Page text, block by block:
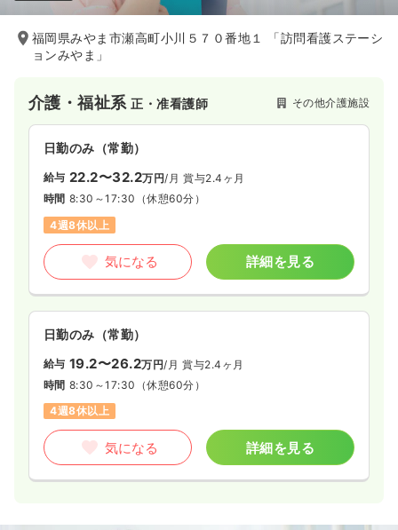
福岡県みやま市瀬高町小川５７０番地１ 「訪問看護ステーシ
ョンみやま」
介護・福祉系正・准看護師 その他介護施設
日勤のみ（常勤）
給与 22.2〜32.2万円/月 賞与2.4ヶ月
時間 8:30～17:30 （休憩60分）
4週8休以上
気になる 詳細を見る
日勤のみ（常勤）
給与 19.2〜26.2万円/月 賞与2.4ヶ月
時間 8:30～17:30 （休憩60分）
4週8休以上
気になる 詳細を見る